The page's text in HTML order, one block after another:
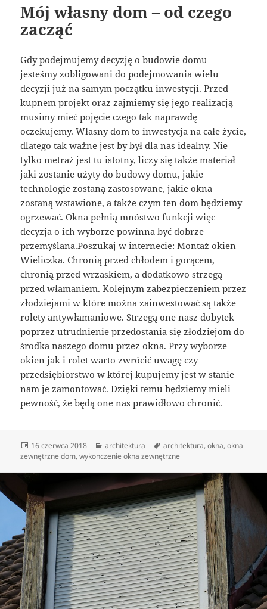
Mój własny dom – od czego
zacząć
Gdy podejmujemy decyzję o budowie domu
jesteśmy zobligowani do podejmowania wielu
decyzji już na samym początku inwestycji. Przed
kupnem projekt oraz zajmiemy się jego realizacją
musimy mieć pojęcie czego tak naprawdę
oczekujemy. Własny dom to inwestycja na całe życie,
dlatego tak ważne jest by był dla nas idealny. Nie
tylko metraż jest tu istotny, liczy się także materiał
jaki zostanie użyty do budowy domu, jakie
technologie zostaną zastosowane, jakie okna
zostaną wstawione, a także czym ten dom będziemy
ogrzewać. Okna pełnią mnóstwo funkcji więc
decyzja o ich wyborze powinna być dobrze
przemyślana.Poszukaj w internecie: Montaż okien
Wieliczka. Chronią przed chłodem i gorącem,
chronią przed wrzaskiem, a dodatkowo strzegą
przed włamaniem. Kolejnym zabezpieczeniem przez
złodziejami w które można zainwestować są także
rolety antywłamaniowe. Strzegą one nasz dobytek
poprzez utrudnienie przedostania się złodziejom do
środka naszego domu przez okna. Przy wyborze
okien jak i rolet warto zwrócić uwagę czy
przedsiębiorstwo w której kupujemy jest w stanie
nam je zamontować. Dzięki temu będziemy mieli
pewność, że będą one nas prawidłowo chronić.
Data
publikacji
16 czerwca 2018 Kategorie
architektura Tagi
architektura,okna,okna
zewnętrzne dom,wykonczenie okna zewnętrzne